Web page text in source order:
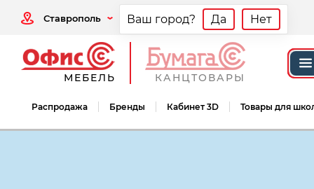
Ставрополь Ваш город? Да Нет
МЕБЕЛЬ КАНЦТОВАРЫ
Распродажа Бренды Кабинет 3D Товары для